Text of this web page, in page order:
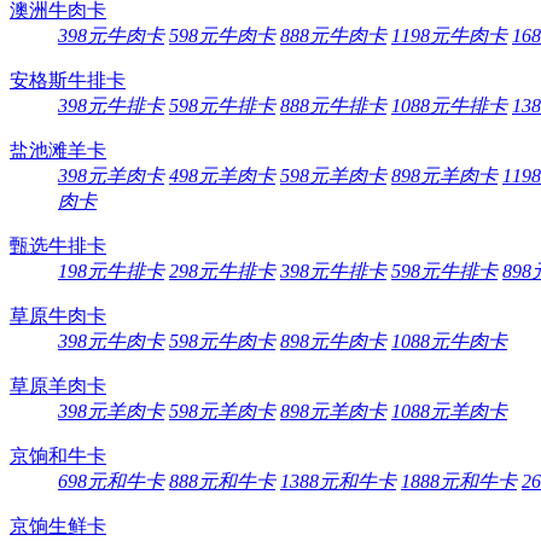
澳洲牛肉卡
398元牛肉卡 598元牛肉卡 888元牛肉卡 1198元牛肉卡
安格斯牛排卡
398元牛排卡 598元牛排卡 888元牛排卡 1088元牛排卡
盐池滩羊卡
398元羊肉卡 498元羊肉卡 598元羊肉卡 898元羊肉卡
肉卡
甄选牛排卡
198元牛排卡 298元牛排卡 398元牛排卡 598元牛排卡 898
草原牛肉卡
398元牛肉卡 598元牛肉卡 898元牛肉卡 1088元牛肉卡
草原羊肉卡
398元羊肉卡 598元羊肉卡 898元羊肉卡 1088元羊肉卡
京饷和牛卡
698元和牛卡 888元和牛卡 1388元和牛卡 1888元和牛卡
京饷生鲜卡